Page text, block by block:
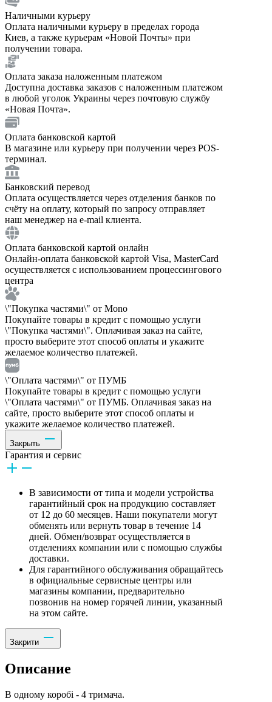
Наличными курьеру
Оплата наличными курьеру в пределах города
Киев, а также курьерам «Новой Почты» при
получении товара.
Оплата заказа наложенным платежом
Доступна доставка заказов с наложенным платежом
в любой уголок Украины через почтовую службу
«Новая Почта».
Оплата банковской картой
В магазине или курьеру при получении через POS-
терминал.
Банковский перевод
Оплата осуществляется через отделения банков по
счёту на оплату, который по запросу отправляет
наш менеджер на e-mail клиента.
Оплата банковской картой онлайн
Онлайн-оплата банковской картой Visa, MasterCard
осуществляется с использованием процессингового
центра
\"Покупка частями\" от Mono
Покупайте товары в кредит с помощью услуги
\"Покупка частями\". Оплачивая заказ на сайте,
просто выберите этот способ оплаты и укажите
желаемое количество платежей.
\"Оплата частями\" от ПУМБ
Покупайте товары в кредит с помощью услуги
\"Оплата частями\" от ПУМБ. Оплачивая заказ на
сайте, просто выберите этот способ оплаты и
укажите желаемое количество платежей.
Закрыть
Гарантия и сервис
В зависимости от типа и модели устройства
гарантийный срок на продукцию составляет
от 12 до 60 месяцев. Наши покупатели могут
обменять или вернуть товар в течение 14
дней. Обмен/возврат осуществляется в
отделениях компании или с помощью службы
доставки.
Для гарантийного обслуживания обращайтесь
в официальные сервисные центры или
магазины компании, предварительно
позвонив на номер горячей линии, указанный
на этом сайте.
Закрити
Описание
В одному коробі - 4 тримача.